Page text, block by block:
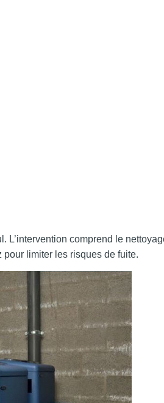
L’intervention comprend le
limiter les risques de fuite.